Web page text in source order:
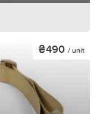
₴490 / unit